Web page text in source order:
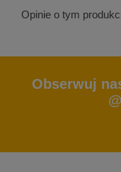
Opinie o tym
Obserwuj